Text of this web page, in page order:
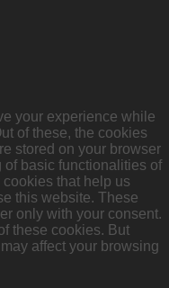
your experience while
of these, the cookies
stored on your browser
of basic functionalities of
that help us
this website. These
only with your consent.
these cookies. But
affect your browsing